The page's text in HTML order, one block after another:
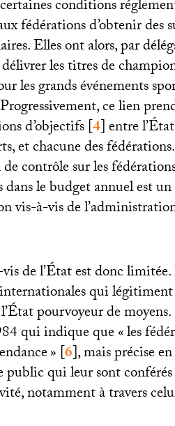
conditions
fédérations d’obtenir des
Elles ont alors, par
les titres de
les grands événements
ce lien
d’objectifs[4]entre
et chacune des
contrôle sur les
le budget annuel est
vis-à-vis de
de l’État est donc limitée.
qui
pourvoyeur de
qui indique que «les
»[6], mais précise
public qui leur sont
notamment à travers